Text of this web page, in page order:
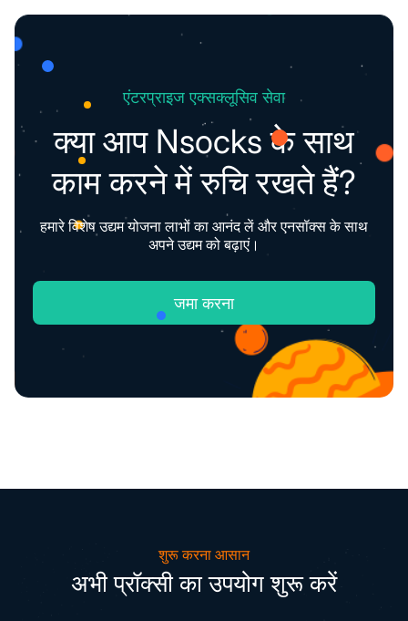
एंटरप्राइज एक्सक्लूसिव सेवा
क्या आप Nsocks के साथ
काम करने में रुचि रखते हैं?
हमारे विशेष उद्यम योजना लाभों का आनंद लें और एनसॉक्स के साथ
अपने उद्यम को बढ़ाएं।
जमा करना
शुरू करना आसान
अभी प्रॉक्सी का उपयोग शुरू करें